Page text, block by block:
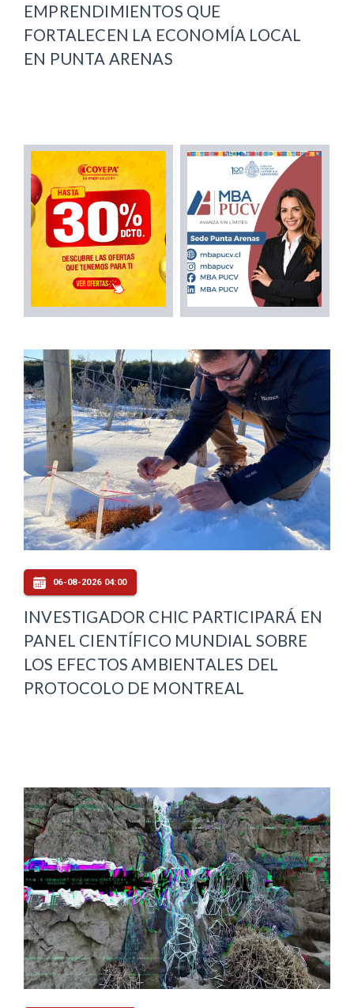
EMPRENDIMIENTOS QUE
FORTALECEN LA ECONOMÍA LOCAL
EN PUNTA ARENAS
06-08-2026 04:00
INVESTIGADOR CHIC PARTICIPARÁ EN
PANEL CIENTÍFICO MUNDIAL SOBRE
LOS EFECTOS AMBIENTALES DEL
PROTOCOLO DE MONTREAL